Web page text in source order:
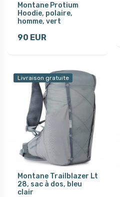
Montane Protium
Hoodie, polaire,
homme, vert
90 EUR
Livraison gratuite
Montane Trailblazer Lt
28, sac à dos, bleu
clair